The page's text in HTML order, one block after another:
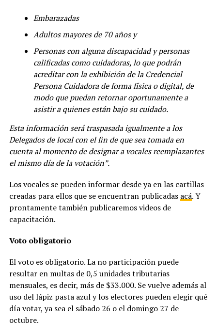
Embarazadas
Adultos mayores de 70 años y
Personas con alguna discapacidad y personas
calificadas como cuidadoras, lo que podrán
acreditar con la exhibición de la Credencial
Persona Cuidadora de forma física o digital, de
modo que puedan retornar oportunamente a
asistir a quienes están bajo su cuidado.
Esta información será traspasada igualmente a los
Delegados de local con el fin de que sea tomada en
cuenta al momento de designar a vocales reemplazantes
el mismo día de la votación”.
Los vocales se pueden informar desde ya en las cartillas
creadas para ellos que se encuentran publicadas acá. Y
prontamente también publicaremos videos de
capacitación.
Voto obligatorio
El voto es obligatorio. La no participación puede
resultar en multas de 0,5 unidades tributarias
mensuales, es decir, más de $33.000. Se vuelve además al
uso del lápiz pasta azul y los electores pueden elegir qué
día votar, ya sea el sábado 26 o el domingo 27 de
octubre.